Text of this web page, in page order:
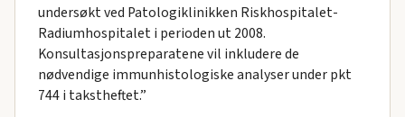
undersøkt ved Patologiklinikken Riskhospitalet-
Radiumhospitalet i perioden ut 2008.
Konsultasjonspreparatene vil inkludere de
nødvendige immunhistologiske analyser under pkt
744 i takstheftet.”